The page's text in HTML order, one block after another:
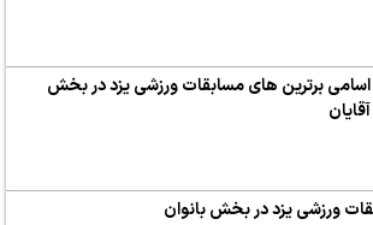
اسامی برترین های مسابقات ورزشی یزد در بخش
آقایان
ورزشی یزد در بخش بانوان